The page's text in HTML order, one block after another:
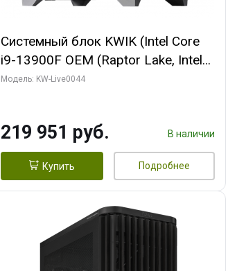
Системный блок KWIK (Intel Core
i9-13900F OEM (Raptor Lake, Intel
7, Efficient-co/ 32 ГБ ОЗУ (2
HD/ 512 ГБ SSD)
Модель: KW-Live0044
219 951 руб. В наличии
Купить Подробнее